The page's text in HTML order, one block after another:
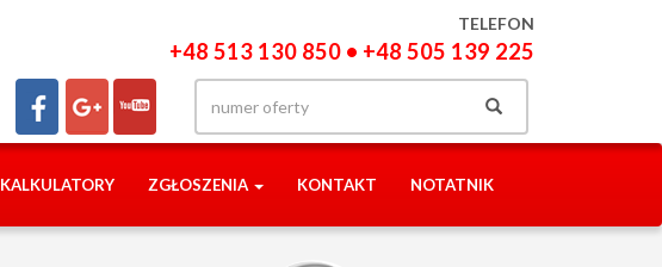
TELEFON
+48 513 130 850 • +48 505 139 225
KALKULATORY ZGŁOSZENIA KONTAKT NOTATNIK